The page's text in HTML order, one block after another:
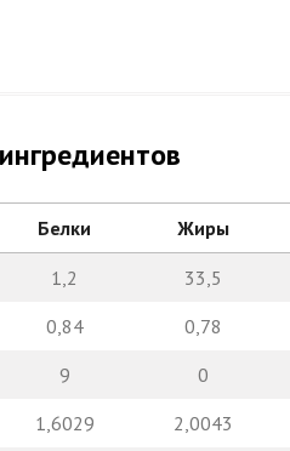
Белки Жиры
1,2 33,5
0,84 0,78
9 0
1,6029 2,0043